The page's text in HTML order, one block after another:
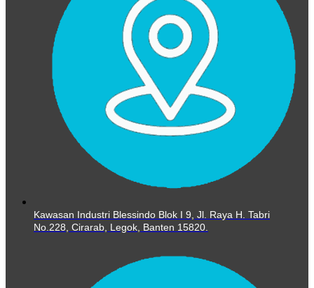
Kawasan Industri Blessindo Blok I 9, Jl. Raya H. Tabri
No.228, Cirarab, Legok, Banten 15820.